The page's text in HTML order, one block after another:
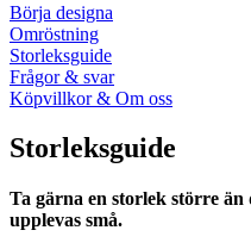
Börja designa
Omröstning
Storleksguide
Frågor & svar
Köpvillkor & Om oss
Storleksguide
Ta gärna en storlek större
upplevas små.